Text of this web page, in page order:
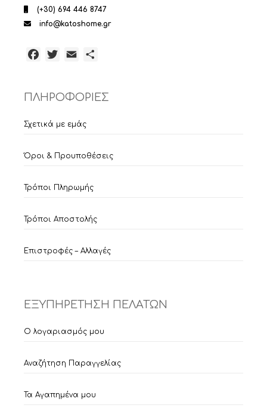
(+30) 694 446 8747
info@katoshome.gr
Facebook
TwitterEmail
ΠΛΗΡΟΦΟΡΙΕΣ
Σχετικά με εμάς
Όροι & Προυποθέσεις
Τρόποι Πληρωμής
Τρόποι Αποστολής
Επιστροφές – Αλλαγές
ΕΞΥΠΗΡΕΤΗΣΗ ΠΕΛΑΤΩΝ
Ο λογαριασμός μου
Αναζήτηση Παραγγελίας
Τα Αγαπημένα μου